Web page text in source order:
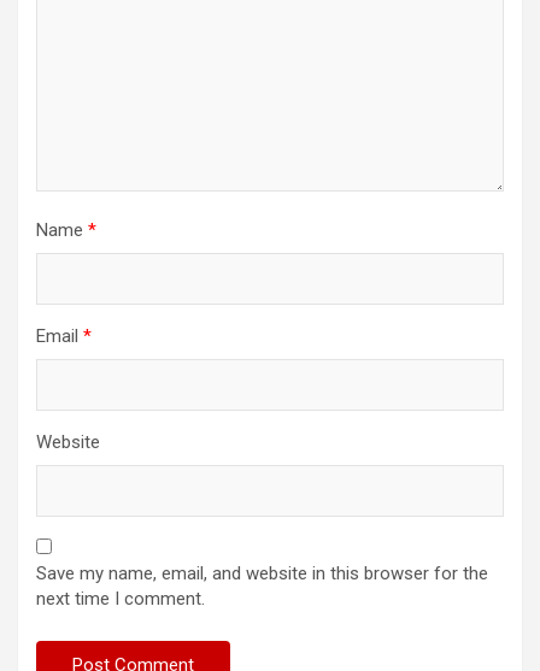
Name *
Email *
Website
Save my name, email, and website in this browser for the
next time I comment.